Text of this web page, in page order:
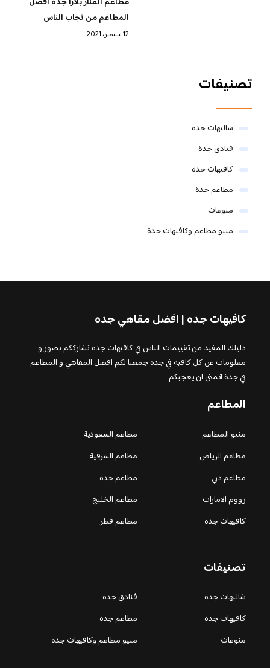
المطاعم من تجاب الناس
12 سبتمبر، 2021
تصنيفات
شاليهات جدة
فنادق جدة
كافيهات جدة
مطاعم جدة
منوعات
منيو مطاعم وكافيهات جدة
كافيهات جده | افضل مقاهي جده
دليلك المفيد من تقييمات الناس في كافيهات جده نشارككم بصور و
معلومات عن كل كافيه في جده جمعنا لكم افضل المقاهي و المطاعم
في جدة اتمنى ان يعجبكم
المطاعم
منيو المطاعم
مطاعم السعودية
مطاعم الرياض
مطاعم الشرقية
مطاعم دبي
مطاعم جدة
زووم الامارات
مطاعم الخليج
كافيهات جده
مطاعم قطر
تصنيفات
شاليهات جدة
فنادق جدة
كافيهات جدة
مطاعم جدة
منوعات
منيو مطاعم وكافيهات جدة